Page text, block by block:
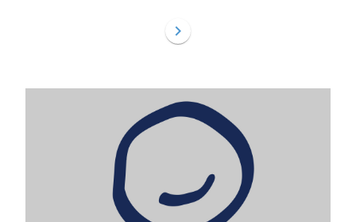
chevron_right